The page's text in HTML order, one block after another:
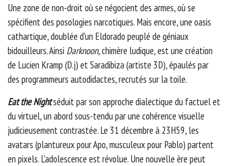
Une zone de non-droit où se négocient des armes, où se
spécifient des posologies narcotiques. Mais encore, une oasis
cathartique, doublée d'un Eldorado peuplé de géniaux
bidouilleurs. Ainsi Darknoon, chimère ludique, est une création
de Lucien Kramp (D.j) et Saradibiza (artiste 3D), épaulés par
des programmeurs autodidactes, recrutés sur la toile.
Eat the Nightséduit par son approche dialectique du factuel et
du virtuel, un abord sous-tendu par une cohérence visuelle
judicieusement contrastée. Le 31 décembre à 23H59, les
avatars (plantureux pour Apo, musculeux pour Pablo) partent
en pixels. L’adolescence est révolue. Une nouvelle ère peut